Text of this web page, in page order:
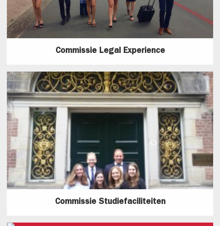
Commissie Legal Experience
Commissie Studiefaciliteiten